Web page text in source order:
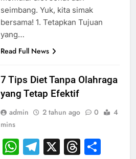
seimbang. Yuk, kita simak
bersama! 1. Tetapkan Tujuan
yang…
Read Full News
7 Tips Diet Tanpa Olahraga
yang Tetap Efektif
admin 2 tahun ago 0
4
mins
WhatsApp
Telegram
X